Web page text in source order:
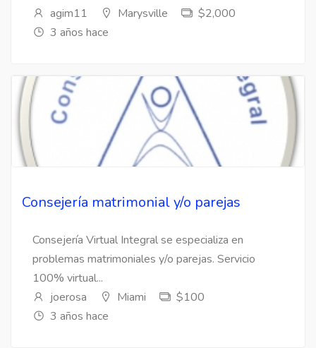
agim11
Marysville
$2,000
3 años hace
Consejería matrimonial y/o parejas
Consejería Virtual Integral se especializa en
problemas matrimoniales y/o parejas. Servicio
100% virtual...
joerosa
Miami
$100
3 años hace